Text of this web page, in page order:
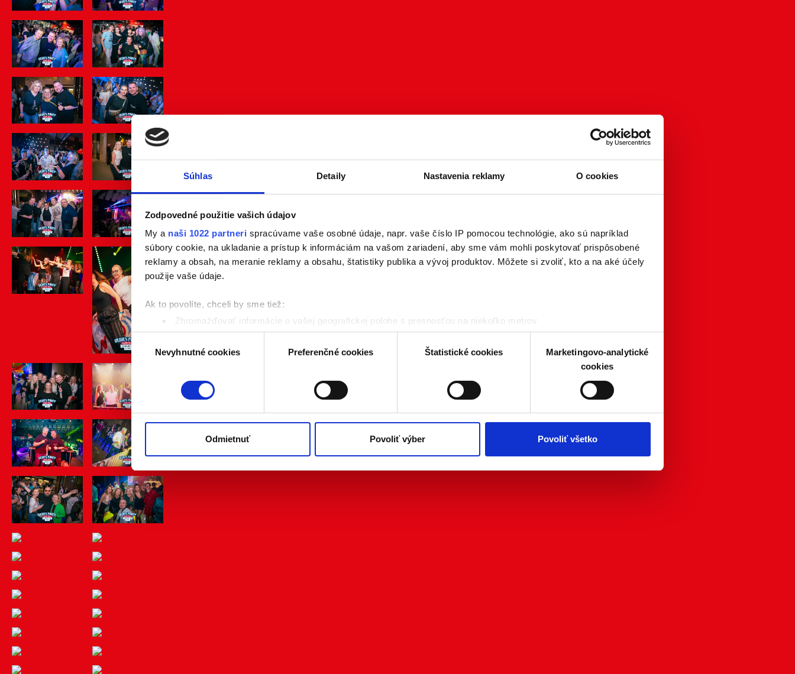
Súhlas Detaily Nastavenia reklamy O cookies
Zodpovedné použitie vašich údajov
My a naši 1022 partneri spracúvame vaše osobné údaje, napr. vaše číslo IP pomocou technológie, ako sú napríklad
súbory cookie, na ukladanie a prístup k informáciám na vašom zariadení, aby sme vám mohli poskytovať prispôsobené
reklamy a obsah, na meranie reklamy a obsahu, štatistiky publika a vývoj produktov. Môžete si zvoliť, kto a na aké účely
použije vaše údaje.
Ak to povolíte, chceli by sme tiež:
Zhromažďovať informácie o vašej geografickej polohe s presnosťou na niekoľko metrov
Identifikovať vaše zariadenie aktívnym skenovaním konkrétnych charakteristík (odtlačky prstov).
Viac informácií o tom, ako sa spracúvajú vaše osobné údaje, nájdete v časti s vašimi nastaveniami. Súhlas môžete
Naša webstránka používa cookies. Aktívnym nastavením nám udelíte súhlas s využívaním štatistických a marketingovo-
jednoducho ako ste nám ho udelili opätovným vyvolaním tejto cookie lišty cez nastavenia ochrany súkromia. Odvolanie
súhlasu nemá vplyv na zákonnosť spracúvania vychádzajúceho zo súhlasu pred jeho odvolaním. Viac informácií o
Výber
súhlasuNevyhnutné cookies Preferenčné cookies Štatistické cookies
Marketingovo-analytické
cookies
Odmietnuť Povoliť výber Povoliť všetko